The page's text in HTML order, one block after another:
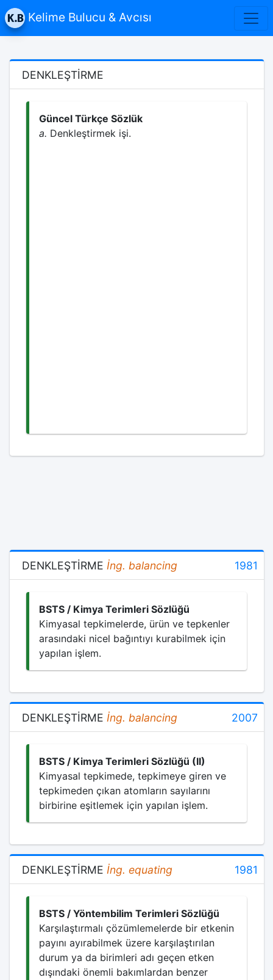
Kelime Bulucu & Avcısı
DENKLEŞTİRME
Güncel Türkçe Sözlük
a. Denkleştirmek işi.
DENKLEŞTİRME İng. balancing 1981
BSTS / Kimya Terimleri Sözlüğü
Kimyasal tepkimelerde, ürün ve tepkenler
arasındaki nicel bağıntıyı kurabilmek için
yapılan işlem.
DENKLEŞTİRME İng. balancing 2007
BSTS / Kimya Terimleri Sözlüğü (II)
Kimyasal tepkimede, tepkimeye giren ve
tepkimeden çıkan atomların sayılarını
birbirine eşitlemek için yapılan işlem.
DENKLEŞTİRME İng. equating 1981
BSTS / Yöntembilim Terimleri Sözlüğü
Karşılaştırmalı çözümlemelerde bir etkenin
payını ayırabilmek üzere karşılaştırılan
durum ya da birimleri adı geçen etken
dışındaki önemli bakımlardan benzer